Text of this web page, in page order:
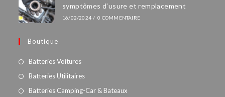
symptômes d’usure et remplacement
16/02/2024 / 0 COMMENTAIRE
Boutique
Batteries Voitures
Batteries Utilitaires
Batteries Camping-Car & Bateaux